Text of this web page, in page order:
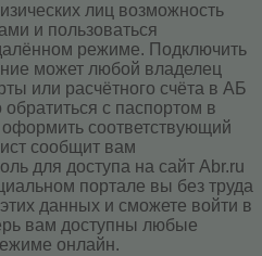
лиц возможность
и пользоваться
режиме. Подключить
может любой владелец
или расчётного счёта в АБ
с паспортом в
соответствующий
сообщит вам
для доступа на сайт Abr.ru
портале вы без труда
данных и сможете войти в
вам доступны любые
онлайн.